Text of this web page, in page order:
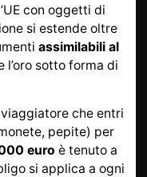
con oggetti di
si estende oltre
assimilabili al
sotto forma di
che entri
pepite) per
euro è tenuto a
si applica a ogni